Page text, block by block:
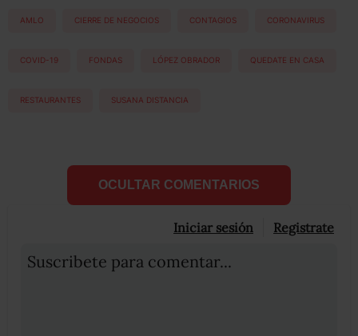
AMLO CIERRE DE NEGOCIOS CONTAGIOS CORONAVIRUS
COVID-19 FONDAS LÓPEZ OBRADOR QUEDATE EN CASA
RESTAURANTES SUSANA DISTANCIA
OCULTAR COMENTARIOS
Iniciar sesión Registrate
Suscribete para comentar...